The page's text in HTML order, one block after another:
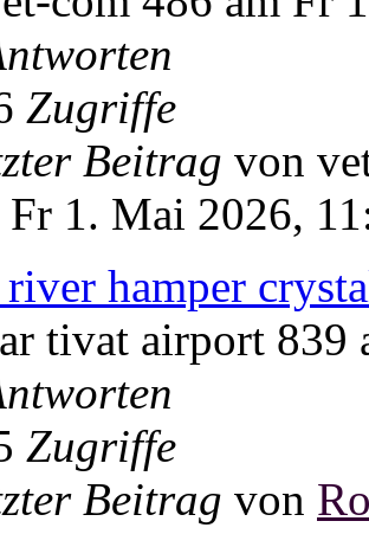
Zugriffe
Beitrag von
Fr 1. Mai 2026,
hamper
tivat airport
Zugriffe
Beitrag von